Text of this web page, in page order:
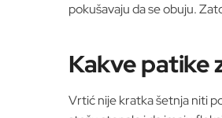
pokušavaju da se obuju.
Kakve patike
Vrtić nije kratka šetnja niti